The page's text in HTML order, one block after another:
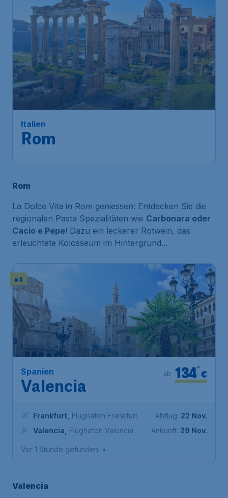
Italien
Rom
€
55*
Rom
La Dolce Vita in Rom geniessen: Entdecken Sie die
regionalen Pasta Spezialitäten wie Carbonara oder
Cacio e Pepe! Dazu ein leckerer Rotwein, das
erleuchtete Kolosseum im Hintergrund...
# 3
Spanien
Valencia
€
134*
ab
Frankfurt Flughafen Frankfurt
Valencia
Flughafen Valencia
Abflug: 22 Nov.
Ankunft: 29 Nov.
Vor 1 Stunde gefunden •
Valencia